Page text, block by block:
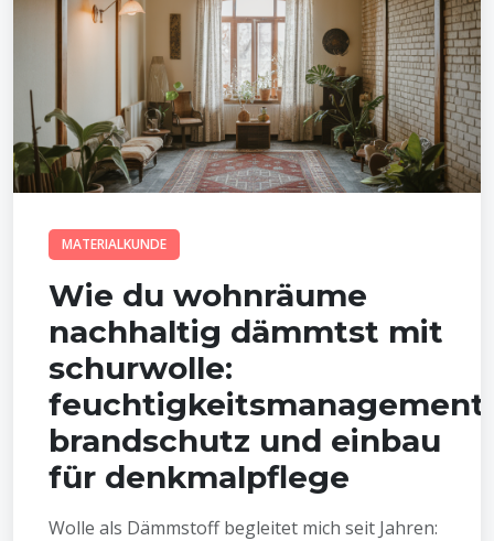
MATERIALKUNDE
Wie du wohnräume
nachhaltig dämmtst mit
schurwolle:
feuchtigkeitsmanagement,
brandschutz und einbau
für denkmalpflege
Wolle als Dämmstoff begleitet mich seit Jahren: